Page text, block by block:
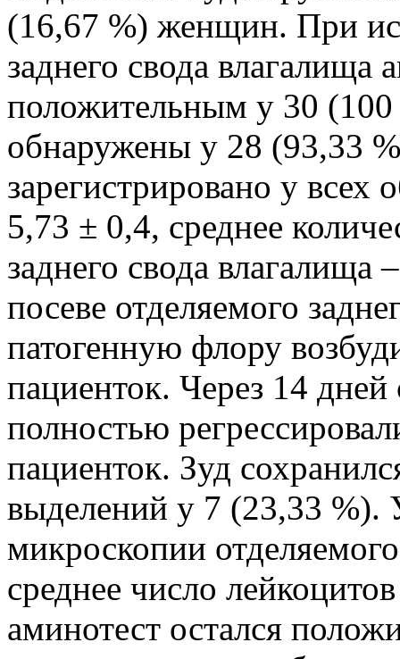
(16,67 %) женщин. При
заднего свода влагалища
положительным у 30
обнаружены у 28 (93,33
зарегистрировано у всех
5,73 ± 0,4, среднее
заднего свода
посеве отделяемого
патогенную флору
пациенток. Через 14
полностью
пациенток. Зуд
выделений у 7 (23,33 %).
микроскопии
среднее число
аминотест остался